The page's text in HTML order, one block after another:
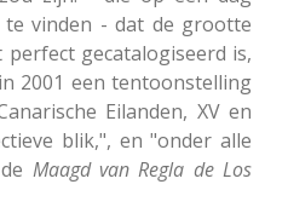
vinden - dat de grootte
perfect gecatalogiseerd is,
2001 een tentoonstelling
Eilanden, XV en
blik,", en "onder alle
Maagd van Regla de Los